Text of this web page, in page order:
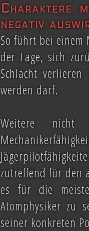
Charaktere
negativ
So führt bei einem
der Lage, sich
Schlacht
werden darf.
Weitere nicht
zutreffend für den
es für die
Atomphysiker zu
seiner konkreten